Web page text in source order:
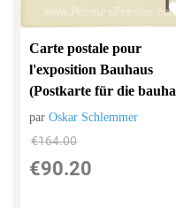
Carte postale pour
l'exposition Bauhaus
(Postkarte für die bauha
parOskar Schlemmer
€164.00
€90.20